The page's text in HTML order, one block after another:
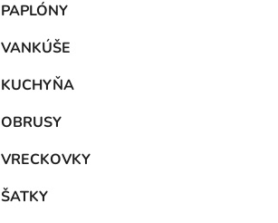
PAPLÓNY
VANKÚŠE
KUCHYŇA
OBRUSY
VRECKOVKY
ŠATKY